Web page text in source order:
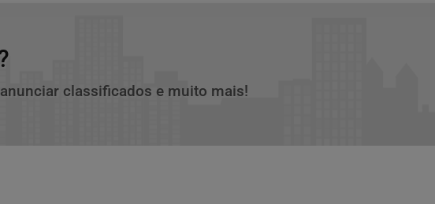
classificados e muito mais!